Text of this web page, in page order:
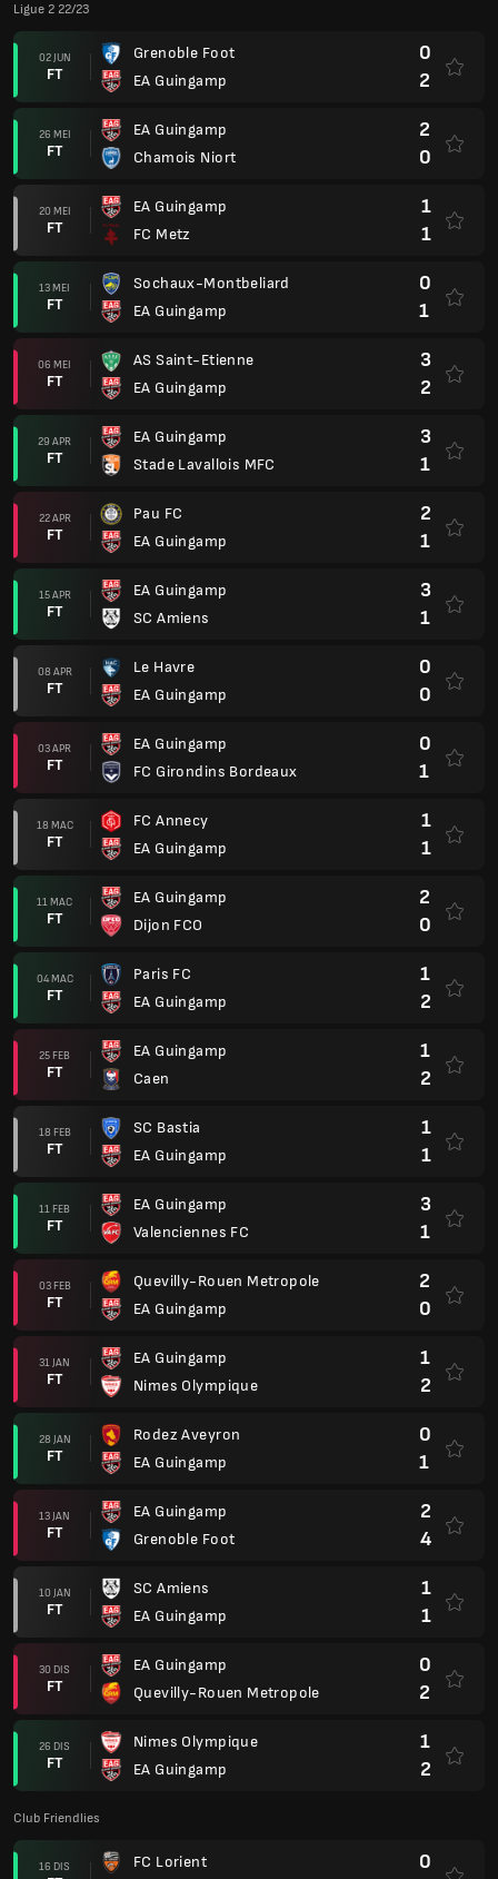
Ligue 2 22/23
02 JUN
FT
Grenoble Foot
EA Guingamp
0
2
26 MEI
FT
EA Guingamp
Chamois Niort
2
0
20 MEI
FT
EA Guingamp
FC Metz
1
1
13 MEI
FT
Sochaux-Montbeliard
EA Guingamp
0
1
06 MEI
FT
AS Saint-Etienne
EA Guingamp
3
2
29 APR
FT
EA Guingamp
Stade Lavallois MFC
3
1
22 APR
FT
Pau FC
EA Guingamp
2
1
15 APR
FT
EA Guingamp
SC Amiens
3
1
08 APR
FT
Le Havre
EA Guingamp
0
0
03 APR
FT
EA Guingamp
FC Girondins Bordeaux
0
1
18 MAC
FT
FC Annecy
EA Guingamp
1
1
11 MAC
FT
EA Guingamp
Dijon FCO
2
0
04 MAC
FT
Paris FC
EA Guingamp
1
2
25 FEB
FT
EA Guingamp
Caen
1
2
18 FEB
FT
SC Bastia
EA Guingamp
1
1
11 FEB
FT
EA Guingamp
Valenciennes FC
3
1
03 FEB
FT
Quevilly-Rouen Metropole
EA Guingamp
2
0
31 JAN
FT
EA Guingamp
Nimes Olympique
1
2
28 JAN
FT
Rodez Aveyron
EA Guingamp
0
1
13 JAN
FT
EA Guingamp
Grenoble Foot
2
4
10 JAN
FT
SC Amiens
EA Guingamp
1
1
30 DIS
FT
EA Guingamp
Quevilly-Rouen Metropole
0
2
26 DIS
FT
Nimes Olympique
EA Guingamp
1
2
Club Friendlies
16 DIS FC Lorient
0